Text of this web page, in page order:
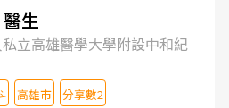
生
立高雄醫學大學附設中和紀
高雄市 分享數2